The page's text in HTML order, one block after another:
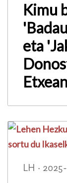
Kimu
eta
LH ·